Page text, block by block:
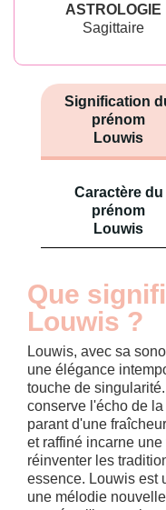
ASTROLOGIE
Sagittaire
Signification
prénom
Louwis
Caractère du
prénom
Louwis
Que
Louwis ?
Louwis, avec sa
une élégance
touche de
conserve l'écho de
parant d'une
et raffiné incarne
réinventer les
essence. Louwis est
une mélodie